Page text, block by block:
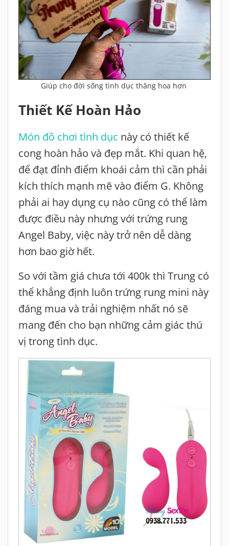
Giúp cho đời sống tình dục thăng hoa hơn
Thiết Kế Hoàn Hảo
Món đồ chơi tình dục này có thiết kế
cong hoàn hảo và đẹp mắt. Khi quan hệ,
để đạt đỉnh điểm khoái cảm thì cần phải
kích thích mạnh mẽ vào điểm G. Không
phải ai hay dụng cụ nào cũng có thể làm
được điều này nhưng với trứng rung
Angel Baby, việc này trở nên dễ dàng
hơn bao giờ hết.
So với tầm giá chưa tới 400k thì Trung có
thể khẳng định luôn trứng rung mini này
đáng mua và trải nghiệm nhất nó sẽ
mang đến cho bạn những cảm giác thú
vị trong tình dục.